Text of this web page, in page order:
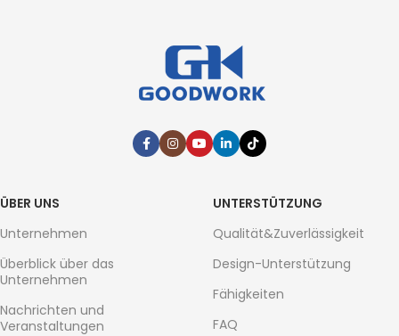
ÜBER UNS
Unternehmen
Überblick über das
Unternehmen
Nachrichten und
Veranstaltungen
UNTERSTÜTZUNG
Qualität&Zuverlässigkeit
Design-Unterstützung
Fähigkeiten
FAQ